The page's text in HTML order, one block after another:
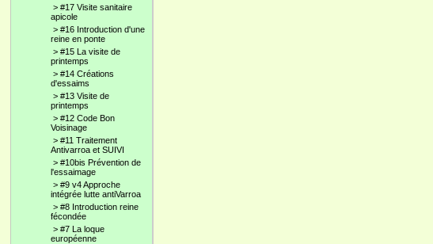
> #17 Visite sanitaire
apicole
> #16 Introduction d'une
reine en ponte
> #15 La visite de
printemps
> #14 Créations
d'essaims
> #13 Visite de
printemps
> #12 Code Bon
Voisinage
> #11 Traitement
Antivarroa et SUIVI
> #10bis Prévention de
l'essaimage
> #9 v4 Approche
intégrée lutte antiVarroa
> #8 Introduction reine
fécondée
> #7 La loque
européenne